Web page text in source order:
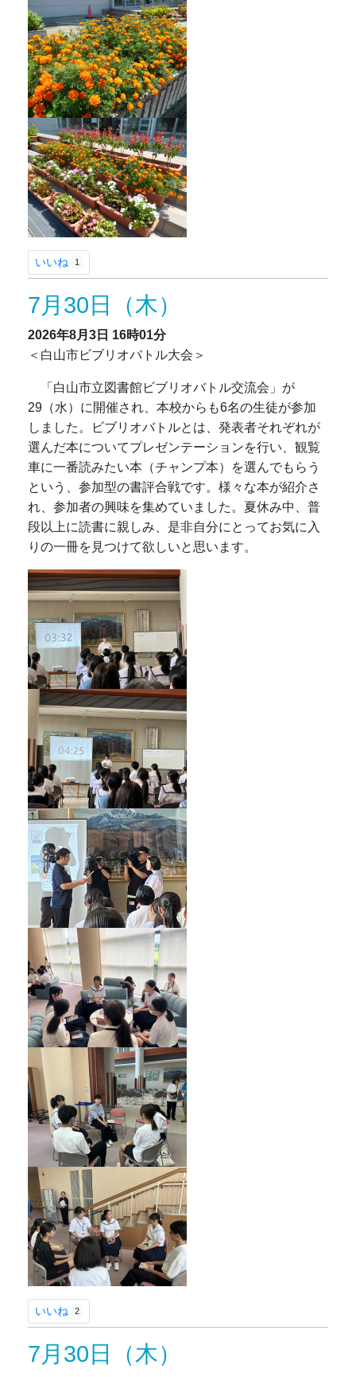
いいね 1
7月30日（木）
2026年8月3日 16時01分
＜白山市ビブリオバトル大会＞
「白山市立図書館ビブリオバトル交流会」が
29（水）に開催され、本校からも6名の生徒が参加
しました。ビブリオバトルとは、発表者それぞれが
選んだ本についてプレゼンテーションを行い、観覧
車に一番読みたい本（チャンプ本）を選んでもらう
という、参加型の書評合戦です。様々な本が紹介さ
れ、参加者の興味を集めていました。夏休み中、普
段以上に読書に親しみ、是非自分にとってお気に入
りの一冊を見つけて欲しいと思います。
いいね 2
7月30日（木）